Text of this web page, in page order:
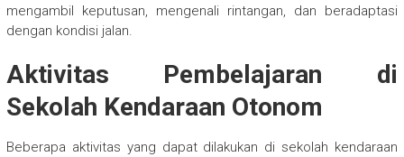
mengambil keputusan, mengenali rintangan, dan beradaptasi
dengan kondisi jalan.
Aktivitas Pembelajaran di
Sekolah Kendaraan Otonom
Beberapa aktivitas yang dapat dilakukan di sekolah kendaraan